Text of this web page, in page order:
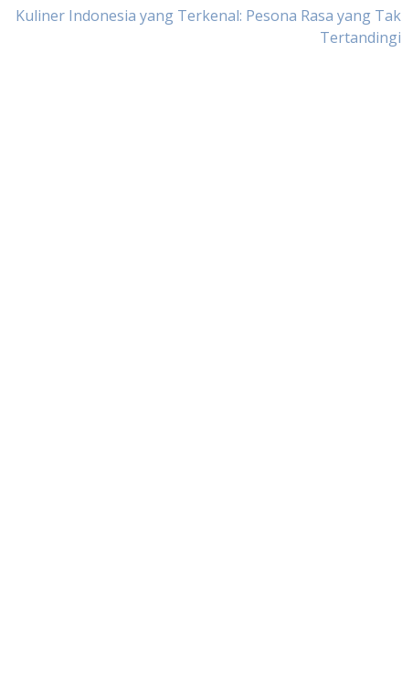
Kuliner Indonesia yang Terkenal: Pesona Rasa yang Tak
Tertandingi